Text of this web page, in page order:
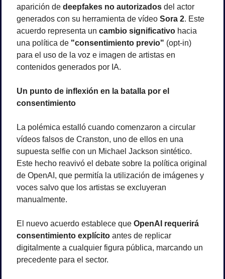
aparición de deepfakes no autorizados del actor
generados con su herramienta de vídeo Sora 2. Este
acuerdo representa un cambio significativo hacia
una política de "consentimiento previo" (opt-in)
para el uso de la voz e imagen de artistas en
contenidos generados por IA.
Un punto de inflexión en la batalla por el
consentimiento
La polémica estalló cuando comenzaron a circular
vídeos falsos de Cranston, uno de ellos en una
supuesta selfie con un Michael Jackson sintético.
Este hecho reavivó el debate sobre la política original
de OpenAI, que permitía la utilización de imágenes y
voces salvo que los artistas se excluyeran
manualmente.
El nuevo acuerdo establece que OpenAI requerirá
consentimiento explícito antes de replicar
digitalmente a cualquier figura pública, marcando un
precedente para el sector.